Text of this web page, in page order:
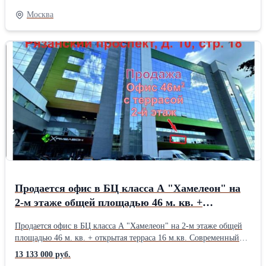
https://2gis.ru/moscow/firm/4504127908584569?
m=37.792795%2C55.717613%2F16 -Полиграфические услуги
-Широкоформатная печать. Печать на холсте, бэклите, баннере,
самоклейке. -Трафаретная печать-Ризограф. Тиражирование.
Копирование. -Фотопечать -Переплет, брошюровка документов
-Нанесение изображения на футболки, одежду, спортивную
форму, спецодежду, кружки, металл Сублимация, термоперенос,
термотрансфер. -Рекламные конструкции. Стенды. Вывески.
Указатели. Баннеры. Наклейки. Таблички. Щтендеры -Печати и
штампы -Закатные значки -УФ печать на стекле, пластике,
металле, дереве... -Лазерная резка, гравировка, фрезеровка
График: Пн пт: 10.00-20.00, сб. 10.00-19.00
Москва
Продается офис в БЦ класса A "Хамелеон" на
2-м этаже общей площадью 46 м. кв. +
Продается офис в БЦ класса A "Хамелеон" на 2-м этаже общей
площадью 46 м. кв. + открытая терраса 16 м.кв. Современный
ремонт. Центральное кондиционирование (2 фанкойла). Доступ
в помещение 7х24. Приточно-вытяжная вентиляция.
13 133 000 руб.